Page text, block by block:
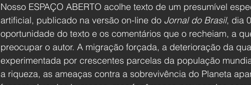
Nosso ESPAÇO ABERTO acolhe texto de um presumível
artificial, publicado na versão on-line do Jornal do Brasil, dia
oportunidade do texto e os comentários que o recheiam, a
preocupar o autor. A migração forçada, a deterioração da
experimentada por crescentes parcelas da população
a riqueza, as ameaças contra a sobrevivência do Planeta